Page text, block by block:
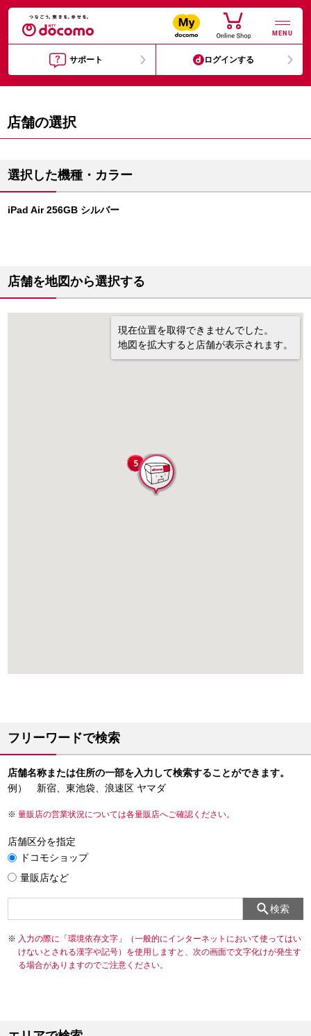
MENU
サポート ログインする
店舗の選択
選択した機種・カラー
iPad Air 256GB シルバー
店舗を地図から選択する
現在位置を取得できませんでした。
地図を拡大すると店舗が表示されます。
フリーワードで検索
店舗名称または住所の一部を入力して検索することができます。
例） 新宿、東池袋、浪速区 ヤマダ
量販店の営業状況については各量販店へご確認ください。
店舗区分を指定
ドコモショップ
量販店など
検索
入力の際に「環境依存文字」（一般的にインターネットにおいて使ってはい
けないとされる漢字や記号）を使用しますと、次の画面で文字化けが発生す
る場合がありますのでご注意ください。